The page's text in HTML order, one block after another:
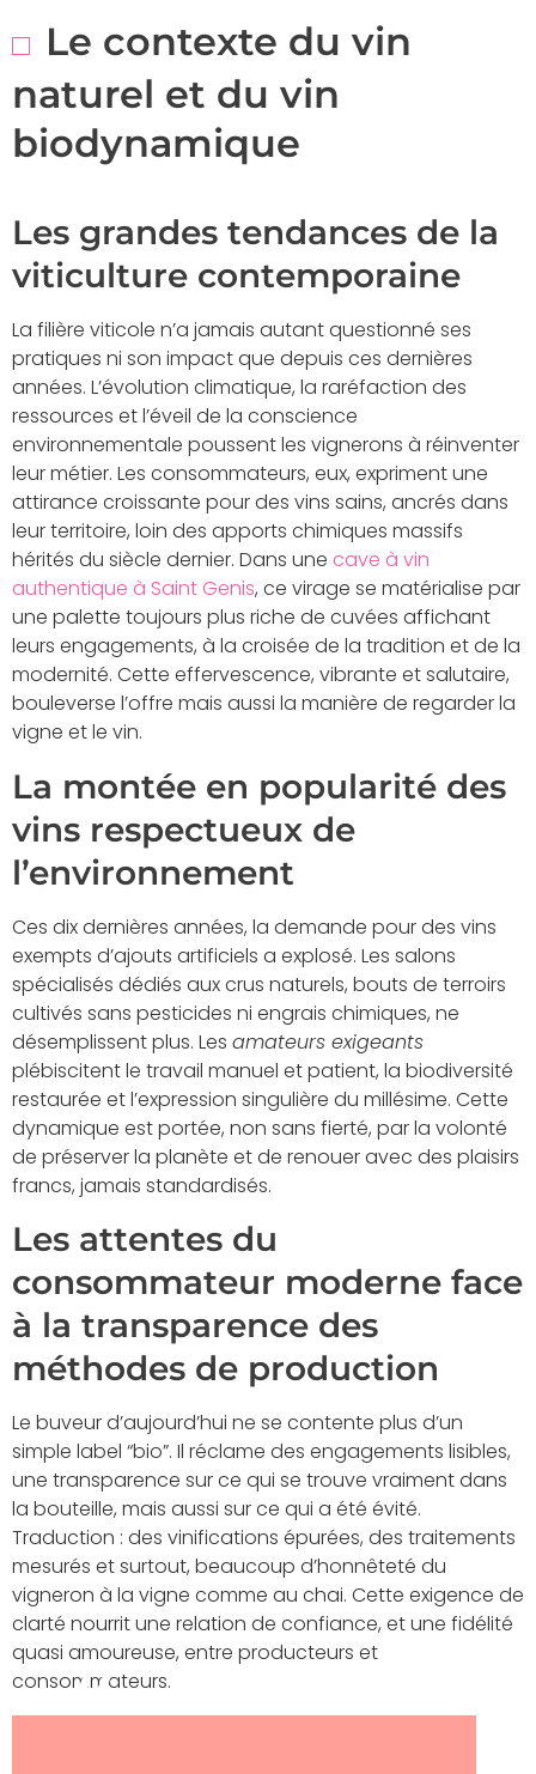
Le contexte du vin
naturel et du vin
biodynamique
Les grandes tendances de la
viticulture contemporaine
La filière viticole n’a jamais autant questionné ses
pratiques ni son impact que depuis ces dernières
années. L’évolution climatique, la raréfaction des
ressources et l’éveil de la conscience
environnementale poussent les vignerons à réinventer
leur métier. Les consommateurs, eux, expriment une
attirance croissante pour des vins sains, ancrés dans
leur territoire, loin des apports chimiques massifs
hérités du siècle dernier. Dans une cave à vin
authentique à Saint Genis, ce virage se matérialise par
une palette toujours plus riche de cuvées affichant
leurs engagements, à la croisée de la tradition et de la
modernité. Cette effervescence, vibrante et salutaire,
bouleverse l’offre mais aussi la manière de regarder la
vigne et le vin.
La montée en popularité des
vins respectueux de
l’environnement
Ces dix dernières années, la demande pour des vins
exempts d’ajouts artificiels a explosé. Les salons
spécialisés dédiés aux crus naturels, bouts de terroirs
cultivés sans pesticides ni engrais chimiques, ne
désemplissent plus. Les amateurs exigeants
plébiscitent le travail manuel et patient, la biodiversité
restaurée et l’expression singulière du millésime. Cette
dynamique est portée, non sans fierté, par la volonté
de préserver la planète et de renouer avec des plaisirs
francs, jamais standardisés.
Les attentes du
consommateur moderne face
à la transparence des
méthodes de production
Le buveur d’aujourd’hui ne se contente plus d’un
simple label “bio”. Il réclame des engagements lisibles,
une transparence sur ce qui se trouve vraiment dans
la bouteille, mais aussi sur ce qui a été évité.
Traduction : des vinifications épurées, des traitements
mesurés et surtout, beaucoup d’honnêteté du
vigneron à la vigne comme au chai. Cette exigence de
clarté nourrit une relation de confiance, et une fidélité
quasi amoureuse, entre producteurs et
consommateurs.